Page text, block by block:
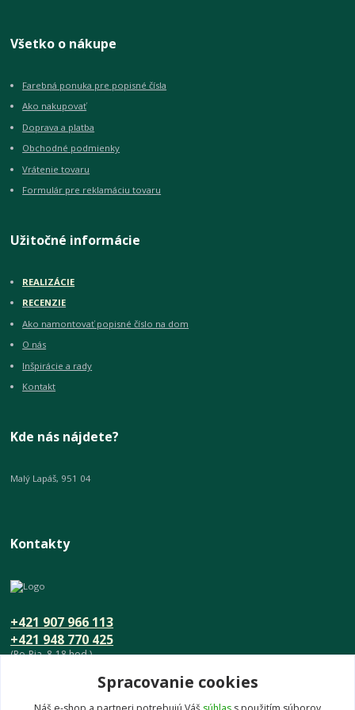
Všetko o nákupe
Farebná ponuka pre popisné čísla
Ako nakupovať
Doprava a platba
Obchodné podmienky
Vrátenie tovaru
Formulár pre reklamáciu tovaru
Užitočné informácie
REALIZÁCIE
RECENZIE
Ako namontovať popisné číslo na dom
O nás
Inšpirácie a rady
Kontakt
Kde nás nájdete?
Malý Lapáš, 951 04
Kontakty
+421 948 770 425
+421 907 966 113
(Po-Pia, 8-18 hod.)
info@umeniedomova.skSpracovanie cookies